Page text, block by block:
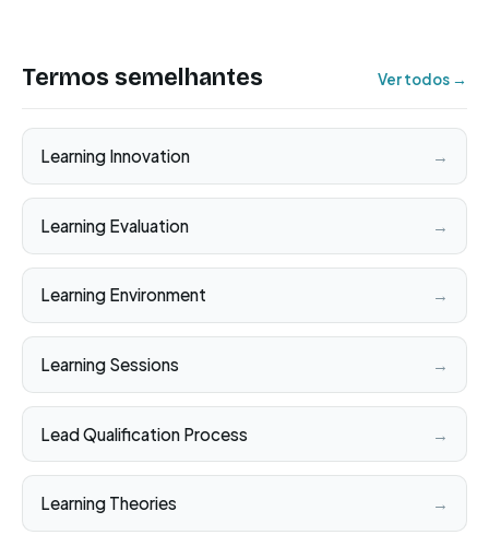
Termos semelhantes Ver todos →
Learning Innovation →
Learning Evaluation →
Learning Environment →
Learning Sessions →
Lead Qualification Process →
Learning Theories →